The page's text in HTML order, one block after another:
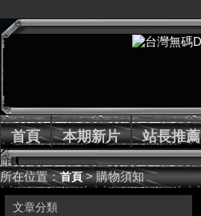
首頁 本期新片 站長推薦
所在位置：首頁> 購物須知
文章分類